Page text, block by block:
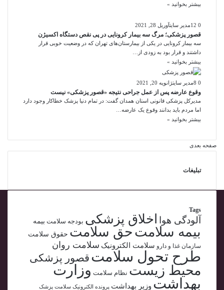
بیشتر بخوانید »
مدیر سایتآوریل 28, 2021 0
قصور پزشکی؛ مرگ سه بیمار کرونایی در پی نقص دستگاه اکسیژن
سه بیمار کرونایی در یکی از بیمارستان‌های تهران که در وضعیت خوبی قرار
داشتند و قرار بود به زودی از…
بیشتر بخوانید »
مدیر سایتژانویه 20, 2021 0
وقوع عارضه پس از عمل جراحی نتیجه «قصور پزشکی» نیست
مدیرکل پزشکی قانونی استان همدان گفت: در تمام دنیا پزشک خطاکار وجود دارد
اما مردم باید بدانند وقوع یک عارضه…
بیشتر بخوانید »
صفحه بعدی
تبلیغات
Tags
آلودگی هوا اخلاق پزشکی بودجه سلامت بیمه
بیمه سلامت حق سلامت حقوق سلامت
سازمان غذا و دارو سلامت الکترونیک سلامت روان
طرح تحول سلامت قصور پزشکی
محیط زیست نظام سلامت وزارت
بهداشت وزیر بهداشت پرونده الکترونیک سلامت پزشک